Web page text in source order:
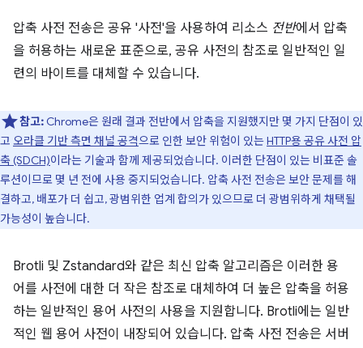
압축 사전 전송은 공유 '사전'을 사용하여 리소스 전반에서 압축
을 허용하는 새로운 표준으로, 공유 사전의 참조로 일반적인 일
련의 바이트를 대체할 수 있습니다.
참고: Chrome은 원래 결과 전반에서 압축을 지원했지만 몇 가지 단점이 있
고 오라클 기반 측면 채널 공격으로 인한 보안 위험이 있는HTTP용 공유 사전 압
축 (SDCH)이라는 기술과 함께 제공되었습니다. 이러한 단점이 있는 비표준 솔
루션이므로 몇 년 전에 사용 중지되었습니다. 압축 사전 전송은 보안 문제를 해
결하고, 배포가 더 쉽고, 광범위한 업계 합의가 있으므로 더 광범위하게 채택될
가능성이 높습니다.
Brotli 및 Zstandard와 같은 최신 압축 알고리즘은 이러한 용
어를 사전에 대한 더 작은 참조로 대체하여 더 높은 압축을 허용
하는 일반적인 용어 사전의 사용을 지원합니다. Brotli에는 일반
적인 웹 용어 사전이 내장되어 있습니다. 압축 사전 전송은 서버